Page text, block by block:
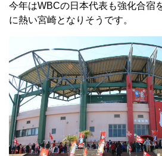
今年はWBCの日本代表も強化合宿
に熱い宮崎となりそうです。